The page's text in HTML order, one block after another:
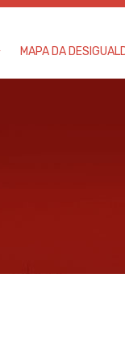
MAPA DA